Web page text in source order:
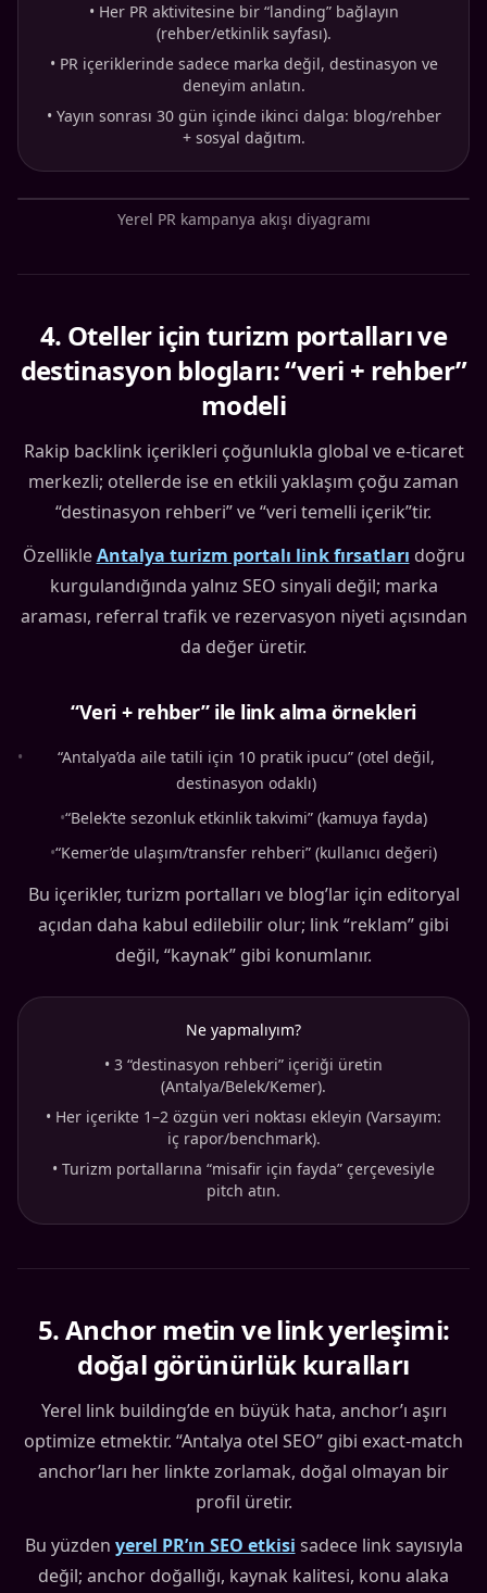
• Her PR aktivitesine bir “landing” bağlayın
(rehber/etkinlik sayfası).
• PR içeriklerinde sadece marka değil, destinasyon ve
deneyim anlatın.
• Yayın sonrası 30 gün içinde ikinci dalga: blog/rehber
+ sosyal dağıtım.
Yerel PR kampanya akışı diyagramı
4. Oteller için turizm portalları ve
destinasyon blogları: “veri + rehber”
modeli
Rakip backlink içerikleri çoğunlukla global ve e-ticaret
merkezli; otellerde ise en etkili yaklaşım çoğu zaman
“destinasyon rehberi” ve “veri temelli içerik”tir.
ÖzellikleAntalya turizm portalı link fırsatları doğru
kurgulandığında yalnız SEO sinyali değil; marka
araması, referral trafik ve rezervasyon niyeti açısından
da değer üretir.
“Veri + rehber” ile link alma örnekleri
•
“Antalya’da aile tatili için 10 pratik ipucu” (otel değil,
destinasyon odaklı)
•“Belek’te sezonluk etkinlik takvimi” (kamuya fayda)
•“Kemer’de ulaşım/transfer rehberi” (kullanıcı değeri)
Bu içerikler, turizm portalları ve blog’lar için editoryal
açıdan daha kabul edilebilir olur; link “reklam” gibi
değil, “kaynak” gibi konumlanır.
Ne yapmalıyım?
• 3 “destinasyon rehberi” içeriği üretin
(Antalya/Belek/Kemer).
• Her içerikte 1–2 özgün veri noktası ekleyin (Varsayım:
iç rapor/benchmark).
• Turizm portallarına “misafir için fayda” çerçevesiyle
pitch atın.
5.Anchor metin ve link yerleşimi:
doğal görünürlük kuralları
Yerel link building’de en büyük hata, anchor’ı aşırı
optimize etmektir. “Antalya otel SEO” gibi exact-match
anchor’ları her linkte zorlamak, doğal olmayan bir
profil üretir.
Bu yüzden yerel PR’ın SEO etkisi sadece link sayısıyla
değil; anchor doğallığı, kaynak kalitesi, konu alaka